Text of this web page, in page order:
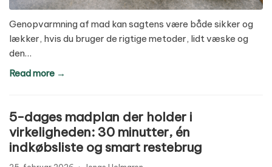
Genopvarmning af mad kan sagtens være både sikker og
lækker, hvis du bruger de rigtige metoder, lidt væske og
den…
Read more →
5-dages madplan der holder i
virkeligheden: 30 minutter, én
indkøbsliste og smart restebrug